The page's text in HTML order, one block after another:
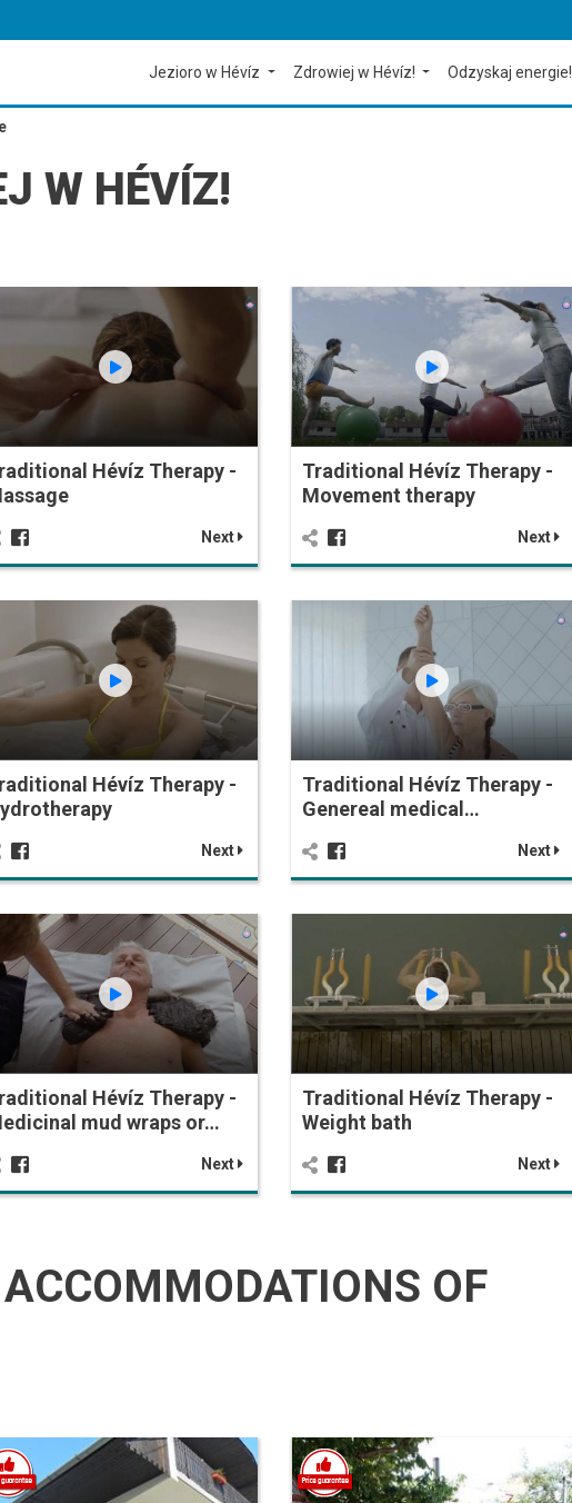
Jezioro w Hévíz Zdrowiej w Hévíz! Odzyskaj energie!
W HÉVÍZ!
Hévíz Therapy -
Next
Traditional Hévíz Therapy -
Movement therapy
Next
Hévíz Therapy -
Next
Traditional Hévíz Therapy -
Genereal medical…
Next
Hévíz Therapy -
mud wraps or…
Next
Traditional Hévíz Therapy -
Weight bath
Next
OF